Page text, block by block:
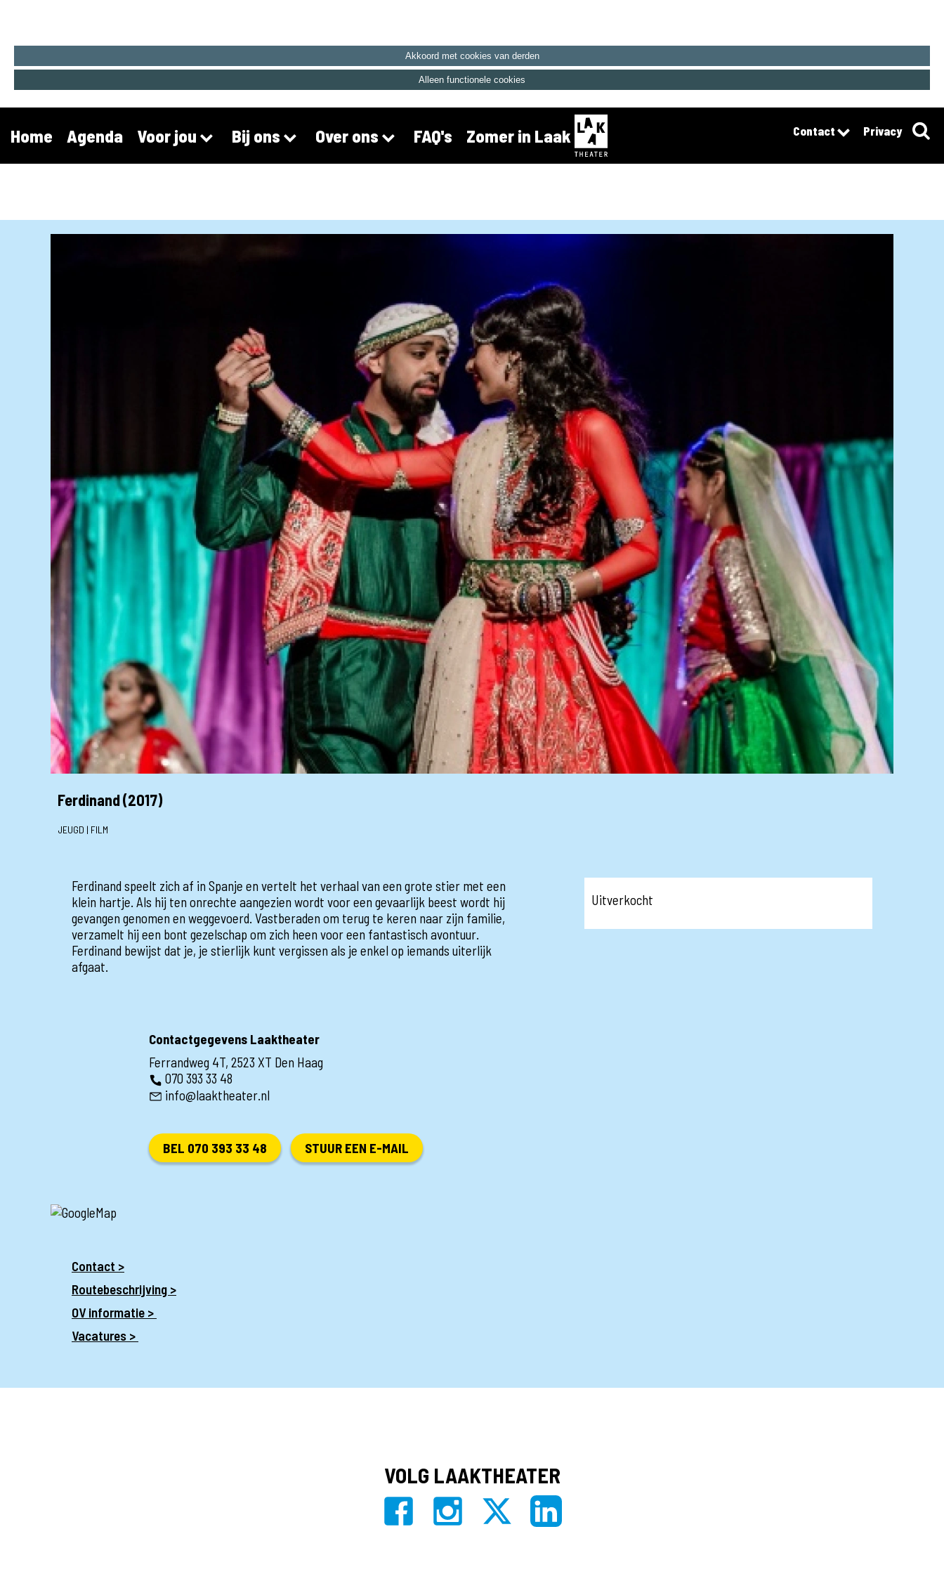
Akkoord met cookies van derden
Alleen functionele cookies
Home Agenda Voor jou Bij ons Over ons FAQ's Zomer in Laak Contact Privacy
Ferdinand (2017)
JEUGD | FILM
Ferdinand speelt zich af in Spanje en vertelt het verhaal van een grote stier met een
klein hartje. Als hij ten onrechte aangezien wordt voor een gevaarlijk beest wordt hij
gevangen genomen en weggevoerd. Vastberaden om terug te keren naar zijn familie,
verzamelt hij een bont gezelschap om zich heen voor een fantastisch avontuur.
Ferdinand bewijst dat je, je stierlijk kunt vergissen als je enkel op iemands uiterlijk
afgaat.
Uitverkocht
Contactgegevens Laaktheater
Ferrandweg 4T, 2523 XT Den Haag
070 393 33 48
info@laaktheater.nl
BEL 070 393 33 48 STUUR EEN E-MAIL
Contact >
Routebeschrijving >
OV informatie >
Vacatures >
VOLG LAAKTHEATER